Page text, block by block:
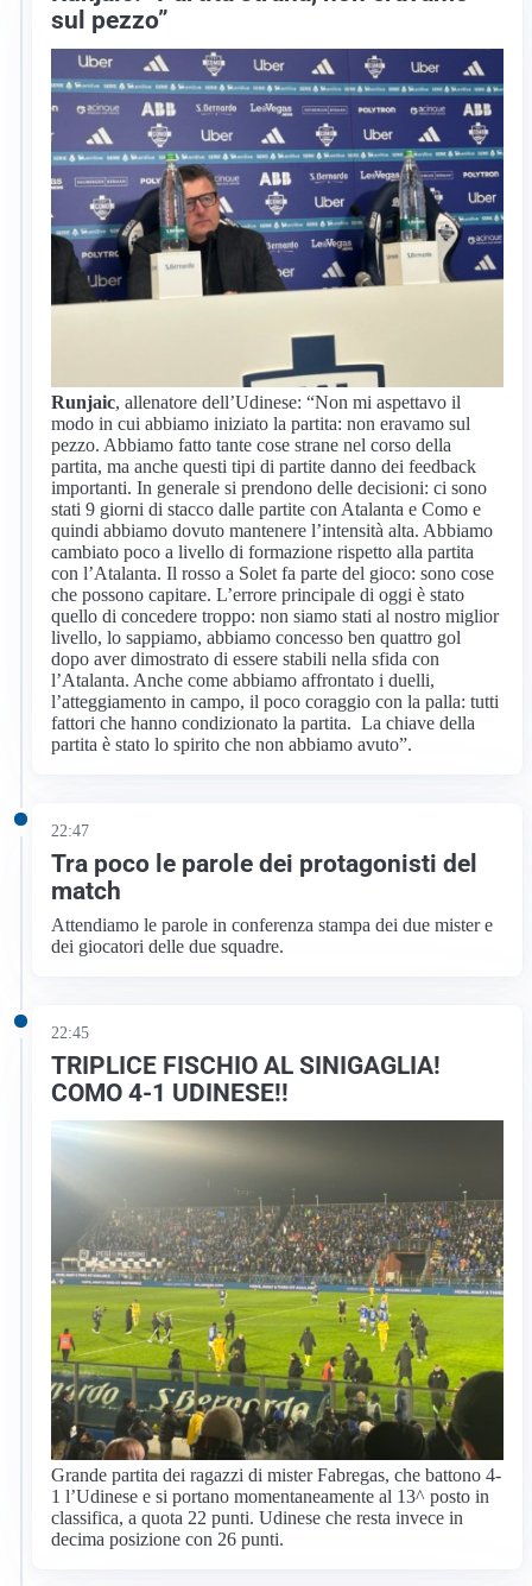
sul pezzo”
Runjaic, allenatore dell’Udinese: “Non mi aspettavo il
modo in cui abbiamo iniziato la partita: non eravamo sul
pezzo. Abbiamo fatto tante cose strane nel corso della
partita, ma anche questi tipi di partite danno dei feedback
importanti. In generale si prendono delle decisioni: ci sono
stati 9 giorni di stacco dalle partite con Atalanta e Como e
quindi abbiamo dovuto mantenere l’intensità alta. Abbiamo
cambiato poco a livello di formazione rispetto alla partita
con l’Atalanta. Il rosso a Solet fa parte del gioco: sono cose
che possono capitare. L’errore principale di oggi è stato
quello di concedere troppo: non siamo stati al nostro miglior
livello, lo sappiamo, abbiamo concesso ben quattro gol
dopo aver dimostrato di essere stabili nella sfida con
l’Atalanta. Anche come abbiamo affrontato i duelli,
l’atteggiamento in campo, il poco coraggio con la palla: tutti
fattori che hanno condizionato la partita. La chiave della
partita è stato lo spirito che non abbiamo avuto”.
22:47
Tra poco le parole dei protagonisti del
match
Attendiamo le parole in conferenza stampa dei due mister e
dei giocatori delle due squadre.
22:45
TRIPLICE FISCHIO AL SINIGAGLIA!
COMO 4-1 UDINESE!!
Grande partita dei ragazzi di mister Fabregas, che battono 4-
1 l’Udinese e si portano momentaneamente al 13^ posto in
classifica, a quota 22 punti. Udinese che resta invece in
decima posizione con 26 punti.